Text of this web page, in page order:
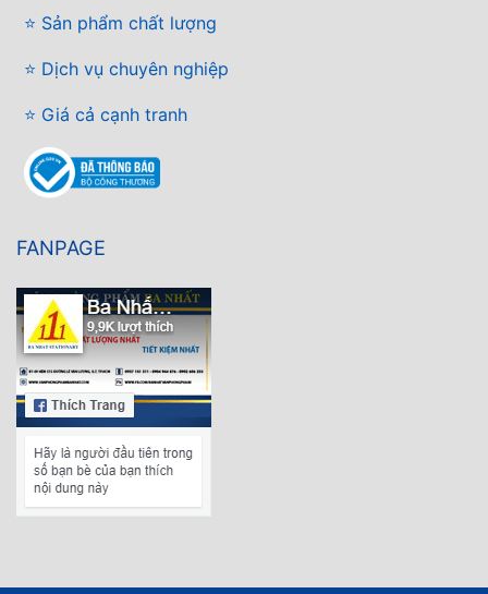
⭐ Sản phẩm chất lượng
⭐ Dịch vụ chuyên nghiệp
⭐ Giá cả cạnh tranh
FANPAGE